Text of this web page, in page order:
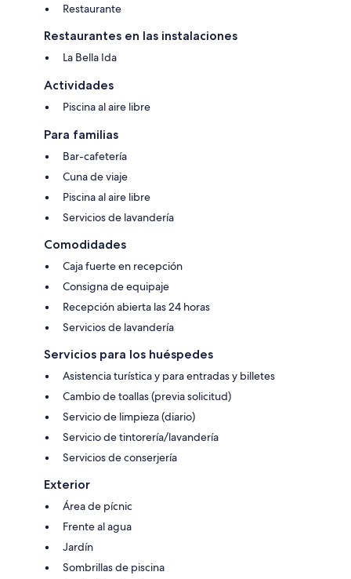
Restaurante
Restaurantes en las instalaciones
La Bella Ida
Actividades
Piscina al aire libre
Para familias
Bar-cafetería
Cuna de viaje
Piscina al aire libre
Servicios de lavandería
Comodidades
Caja fuerte en recepción
Consigna de equipaje
Recepción abierta las 24 horas
Servicios de lavandería
Servicios para los huéspedes
Asistencia turística y para entradas y billetes
Cambio de toallas (previa solicitud)
Servicio de limpieza (diario)
Servicio de tintorería/lavandería
Servicios de conserjería
Exterior
Área de pícnic
Frente al agua
Jardín
Sombrillas de piscina